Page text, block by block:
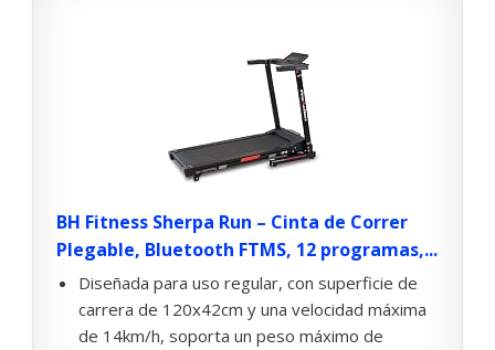
BH Fitness Sherpa Run – Cinta de Correr
Plegable, Bluetooth FTMS, 12 programas,...
Diseñada para uso regular, con superficie de
carrera de 120x42cm y una velocidad máxima
de 14km/h, soporta un peso máximo de